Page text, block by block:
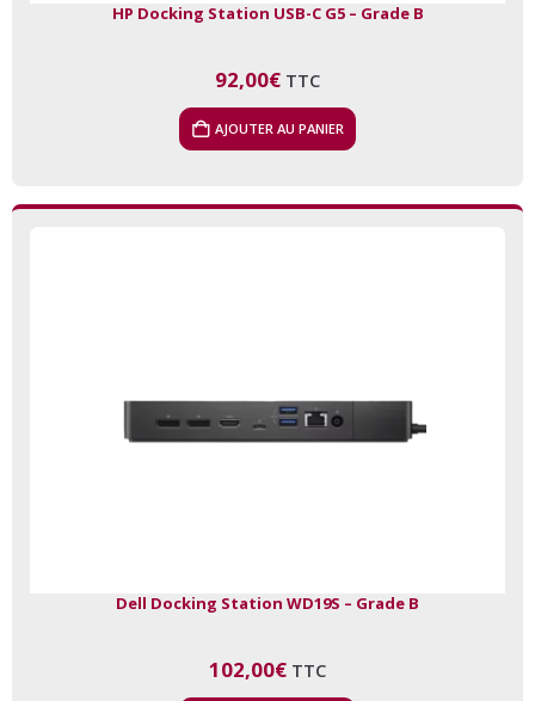
HP Docking Station USB-C G5 – Grade B
92,00€ TTC
AJOUTER AU PANIER
Dell Docking Station WD19S – Grade B
102,00€ TTC